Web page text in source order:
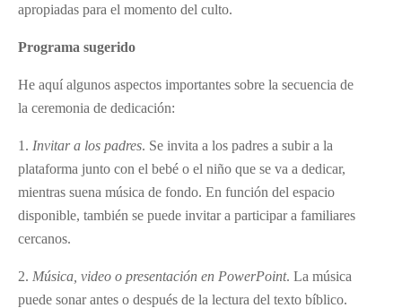
apropiadas para el momento del culto.
Programa sugerido
He aquí algunos aspectos importantes sobre la secuencia de
la ceremonia de dedicación:
1. Invitar a los padres. Se invita a los padres a subir a la
plataforma junto con el bebé o el niño que se va a dedicar,
mientras suena música de fondo. En función del espacio
disponible, también se puede invitar a participar a familiares
cercanos.
2. Música, video o presentación en PowerPoint. La música
puede sonar antes o después de la lectura del texto bíblico.